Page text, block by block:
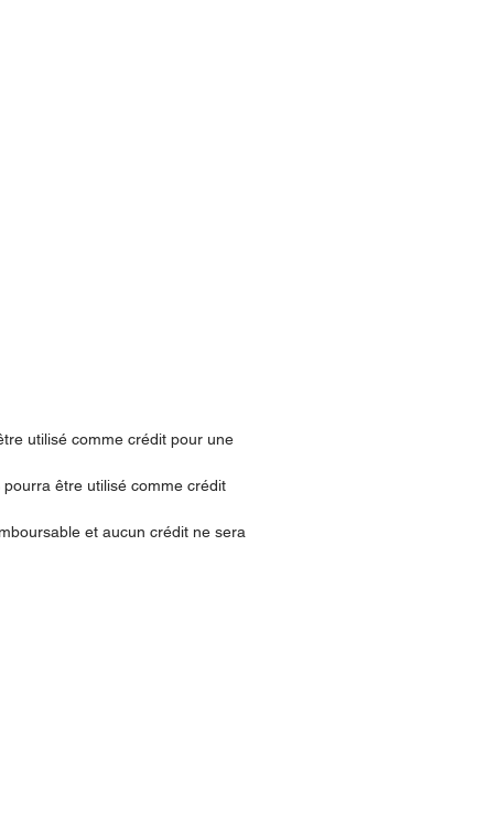
utilisé comme crédit pour une
être utilisé comme crédit
et aucun crédit ne sera